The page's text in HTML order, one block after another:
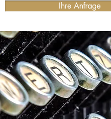
Ihre Anfrage